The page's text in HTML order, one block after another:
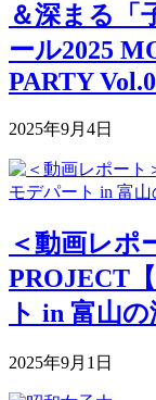
＆深まる「
ール2025
PARTY
2025年9月4日
＜動画レポ
PROJECT
ト in 富山
2025年9月1日